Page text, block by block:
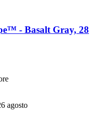
-​ Basalt Gray, 28
agosto